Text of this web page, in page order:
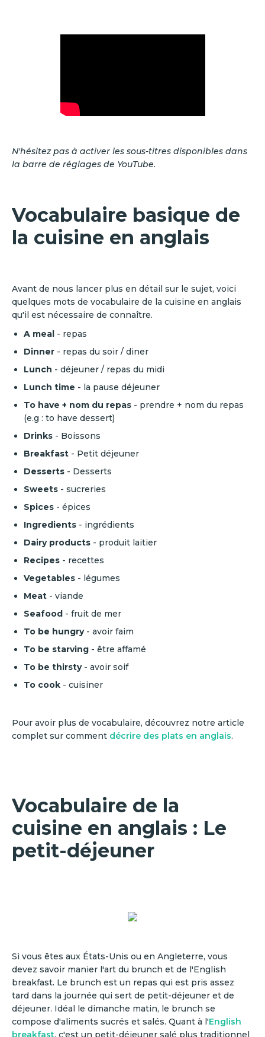
N'hésitez pas à activer les sous-titres disponibles dans
la barre de réglages de YouTube.
Vocabulaire basique de
la cuisine en anglais
Avant de nous lancer plus en détail sur le sujet, voici
quelques mots de vocabulaire de la cuisine en anglais
qu'il est nécessaire de connaître.
A meal - repas
Dinner - repas du soir / diner
Lunch - déjeuner / repas du midi
Lunch time - la pause déjeuner
To have + nom du repas - prendre + nom du repas
(e.g : to have dessert)
Drinks - Boissons
Breakfast - Petit déjeuner
Desserts - Desserts
Sweets - sucreries
Spices - épices
Ingredients - ingrédients
Dairy products - produit laitier
Recipes - recettes
Vegetables - légumes
Meat - viande
Seafood - fruit de mer
To be hungry- avoir faim
To be starving - être affamé
To be thirsty- avoir soif
To cook - cuisiner
Pour avoir plus de vocabulaire, découvrez notre article
complet sur comment décrire des plats en anglais.
Vocabulaire de la
cuisine en anglais : Le
petit-déjeuner
Si vous êtes aux États-Unis ou en Angleterre, vous
devez savoir manier l'art du brunch et de l'English
breakfast. Le brunch est un repas qui est pris assez
tard dans la journée qui sert de petit-déjeuner et de
déjeuner. Idéal le dimanche matin, le brunch se
compose d'aliments sucrés et salés. Quant à l'English
breakfast, c'est un petit-déjeuner salé plus traditionnel